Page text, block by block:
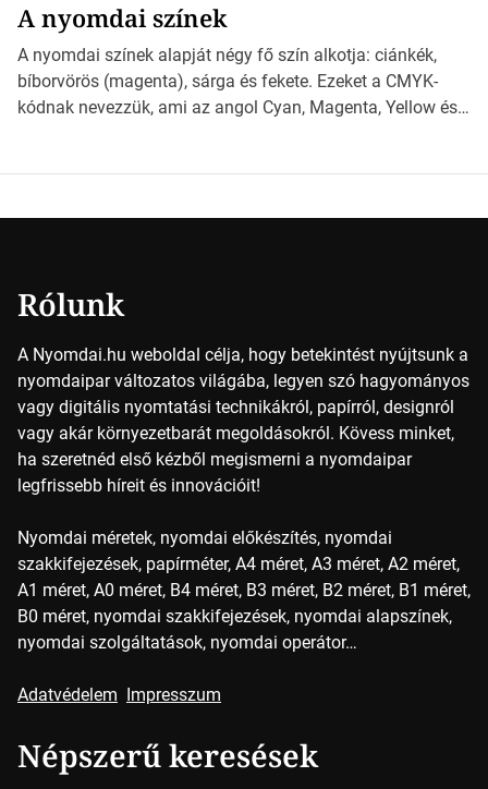
*Hirdetés Ebben a cikkben a papírméretek izgalmas
világába kalauzolunk el téged, hogy jobban megértsd,
milyen szempontok alapján érdemes választanod a
jövőben. Bevezetés a papírméretek világába A […]
A nyomdai színek
A nyomdai színek alapját négy fő szín alkotja: ciánkék,
bíborvörös (magenta), sárga és fekete. Ezeket a CMYK-
kódnak nevezzük, ami az angol Cyan, Magenta, Yellow és
Rólunk
A Nyomdai.hu weboldal célja, hogy betekintést nyújtsunk a
nyomdaipar változatos világába, legyen szó hagyományos
vagy digitális nyomtatási technikákról, papírról, designról
vagy akár környezetbarát megoldásokról. Kövess minket,
ha szeretnéd első kézből megismerni a nyomdaipar
legfrissebb híreit és innovációit!
Nyomdai méretek, nyomdai előkészítés, nyomdai
szakkifejezések, papírméter, A4 méret, A3 méret, A2 méret,
A1 méret, A0 méret, B4 méret, B3 méret, B2 méret, B1 méret,
B0 méret, nyomdai szakkifejezések, nyomdai alapszínek,
nyomdai szolgáltatások, nyomdai operátor…
Adatvédelem Impresszum
Népszerű keresések